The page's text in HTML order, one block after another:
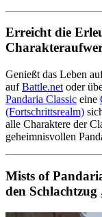
Erreicht die
Genießt das Leben
aufBattle.net oder
Pandaria Classic eine
(Fortschrittsrealm)
alle Charaktere der
geheimnisvollen
Mists of
den Schlachtzug